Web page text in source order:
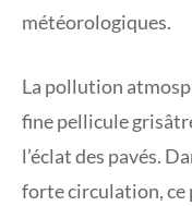
météorologiques.
La pollution
fine pellicule
l’éclat des pavés.
forte circulation, ce